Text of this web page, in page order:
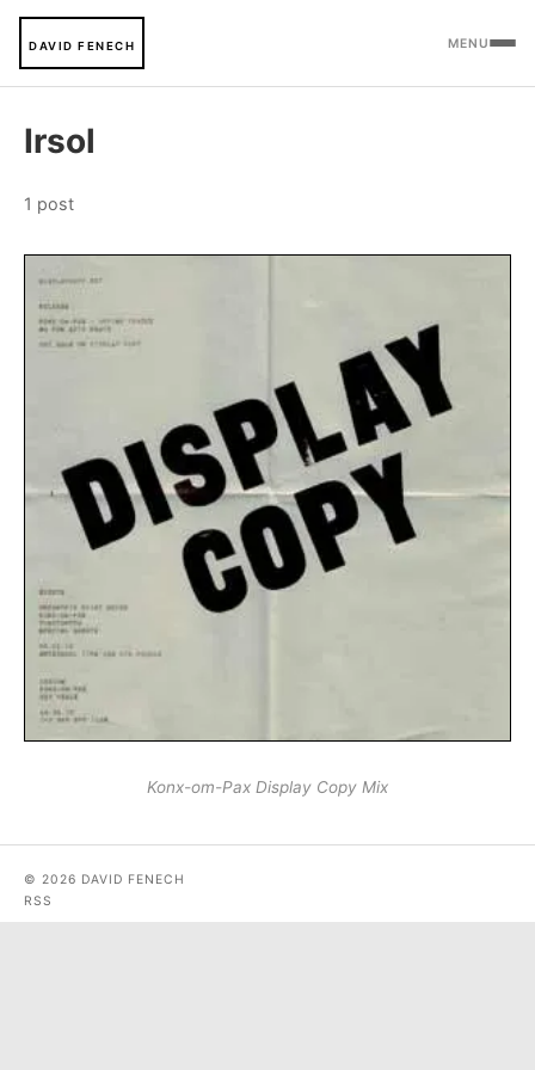
DAVID FENECH MENU
Irsol
1 post
Konx-om-Pax Display Copy Mix
© 2026 DAVID FENECH
RSS